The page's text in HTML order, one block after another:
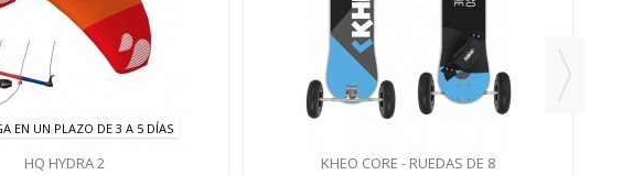
EN UN PLAZO DE 3 A 5 DÍAS
HQ HYDRA 2 KHEO CORE - RUEDAS DE 8